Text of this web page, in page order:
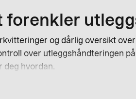
forenkler
og dårlig oversikt
over utleggshåndteringen
deg hvordan.